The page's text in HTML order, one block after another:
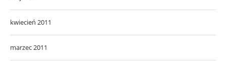
kwiecień 2011
marzec 2011